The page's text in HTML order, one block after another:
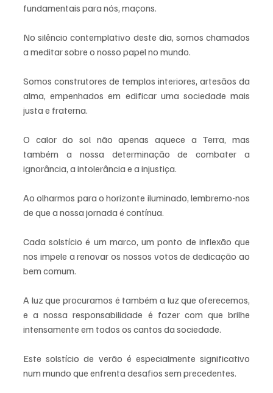
fundamentais para nós, maçons.
No silêncio contemplativo deste dia, somos chamados
a meditar sobre o nosso papel no mundo.
Somos construtores de templos interiores, artesãos da
alma, empenhados em edificar uma sociedade mais
justa e fraterna.
O calor do sol não apenas aquece a Terra, mas
também a nossa determinação de combater a
ignorância, a intolerância e a injustiça.
Ao olharmos para o horizonte iluminado, lembremo-nos
de que a nossa jornada é contínua.
Cada solstício é um marco, um ponto de inflexão que
nos impele a renovar os nossos votos de dedicação ao
bem comum.
A luz que procuramos é também a luz que oferecemos,
e a nossa responsabilidade é fazer com que brilhe
intensamente em todos os cantos da sociedade.
Este solstício de verão é especialmente significativo
num mundo que enfrenta desafios sem precedentes.